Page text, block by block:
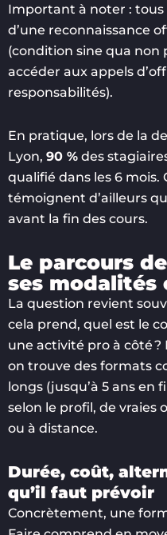
Important à noter :
d’une reconnaissance
(condition sine qua non
accéder aux appels
responsabilités).
En pratique, lors de la
Lyon, 90 % des
qualifié dans les 6 mois.
témoignent d’ailleurs
avant la fin des cours.
Le parcours
ses modalités
La question revient
cela prend, quel est le
une activité pro à côté ?
on trouve des formats
longs (jusqu’à 5 ans en
selon le profil, de
ou à distance.
Durée, coût,
qu’il faut prévoir
Concrètement, une